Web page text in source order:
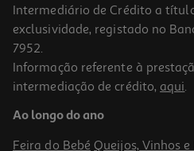
Queijo Minas Frescal Indulac Un
6.59 €/un
Intermediário de Crédito a
exclusividade, registado no
7952.
Informação referente à
intermediação de crédito, aqui.
Ao longo do ano
Feira do Bebé Queijos, Vinhos e